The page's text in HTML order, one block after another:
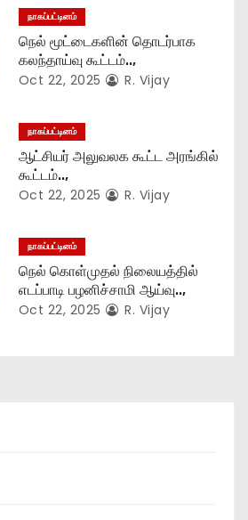
நாகப்பட்டினம்
நெல் மூட்டைகளின் தொடர்பாக
கலந்தாய்வு கூட்டம்..,
Oct 22, 2025 R. Vijay
நாகப்பட்டினம்
ஆட்சியர் அலுவலக கூட்ட அரங்கில்
கூட்டம்..,
Oct 22, 2025 R. Vijay
நாகப்பட்டினம்
நெல் கொள்முதல் நிலையத்தில்
எடப்பாடி பழனிச்சாமி ஆய்வு..,
Oct 22, 2025 R. Vijay